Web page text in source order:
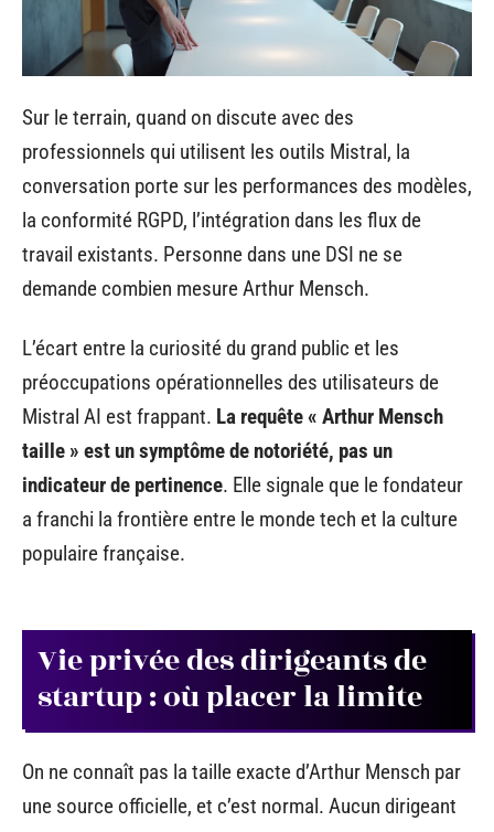
Sur le terrain, quand on discute avec des
professionnels qui utilisent les outils Mistral, la
conversation porte sur les performances des modèles,
la conformité RGPD, l’intégration dans les flux de
travail existants. Personne dans une DSI ne se
demande combien mesure Arthur Mensch.
L’écart entre la curiosité du grand public et les
préoccupations opérationnelles des utilisateurs de
Mistral AI est frappant. La requête « Arthur Mensch
taille » est un symptôme de notoriété, pas un
indicateur de pertinence. Elle signale que le fondateur
a franchi la frontière entre le monde tech et la culture
populaire française.
Vie privée des dirigeants de
startup : où placer la limite
On ne connaît pas la taille exacte d’Arthur Mensch par
une source officielle, et c’est normal. Aucun dirigeant